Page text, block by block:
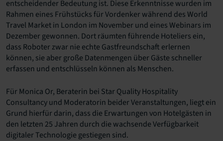
entscheidender Bedeutung ist. Diese Erkenntnisse wurden im
Rahmen eines Frühstücks für Vordenker während des World
Travel Market in London im November und eines Webinars im
Dezember gewonnen. Dort räumten führende Hoteliers ein,
dass Roboter zwar nie echte Gastfreundschaft erlernen
können, sie aber große Datenmengen über Gäste schneller
erfassen und entschlüsseln können als Menschen.
Für Monica Or, Beraterin bei Star Quality Hospitality
Consultancy und Moderatorin beider Veranstaltungen, liegt ein
Grund hierfür darin, dass die Erwartungen von Hotelgästen in
den letzten 25 Jahren durch die wachsende Verfügbarkeit
digitaler Technologie gestiegen sind.